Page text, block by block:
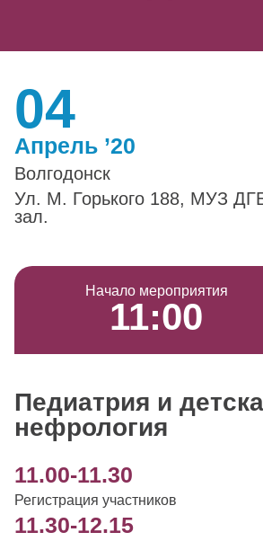
04
Апрель ’20
Волгодонск
Ул. М. Горького 188, МУЗ
зал.
Начало мероприятия
11:00
Педиатрия и
нефрология
11.00-11.30
Регистрация участников
11.30-12.15